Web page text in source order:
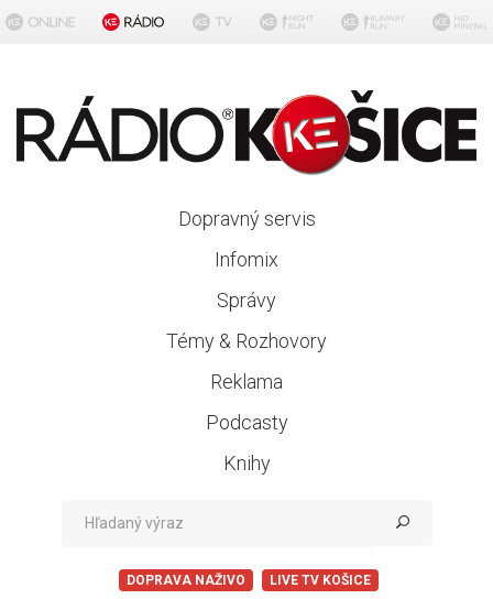
Dopravný servis
Infomix
Správy
Témy & Rozhovory
Reklama
Podcasty
Knihy
DOPRAVA NAŽIVO LIVE TV KOŠICE